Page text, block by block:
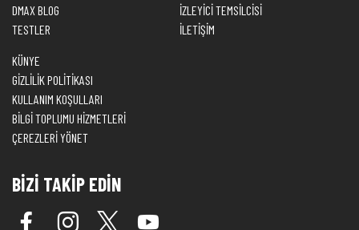
DMAX BLOG
TESTLER
İZLEYİCİ TEMSİLCİSİ
İLETİŞİM
KÜNYE
GİZLİLİK POLİTİKASI
KULLANIM KOŞULLARI
BİLGİ TOPLUMU HİZMETLERİ
ÇEREZLERİ YÖNET
BİZİ TAKİP EDİN